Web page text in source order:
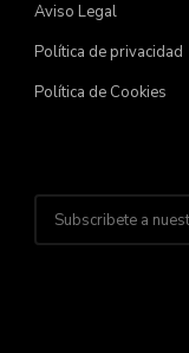
Aviso Legal
Política de privacidad
Política de Cookies